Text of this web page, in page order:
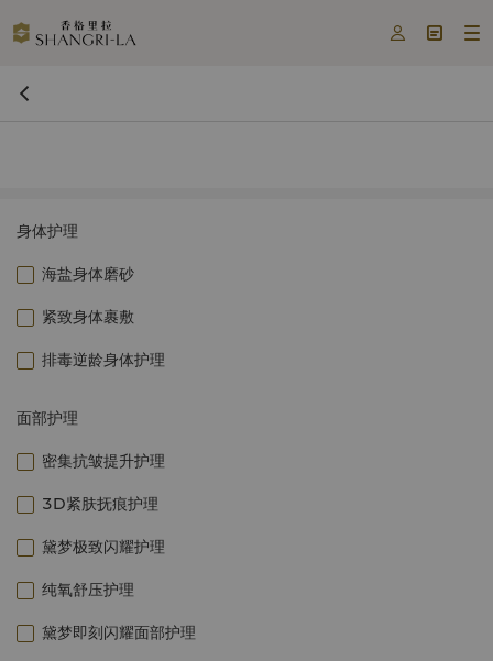
  
身体护理
海盐身体磨砂
紧致身体裹敷
排毒逆龄身体护理
面部护理
密集抗皱提升护理
3D紧肤抚痕护理
黛梦极致闪耀护理
纯氧舒压护理
黛梦即刻闪耀面部护理